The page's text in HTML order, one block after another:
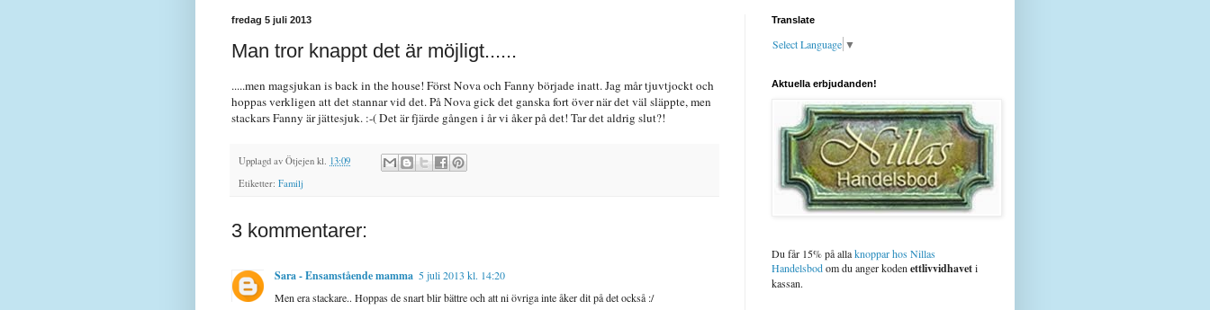
fredag 5 juli 2013
Man tror knappt det är möjligt......
.....men magsjukan is back in the house! Först Nova och Fanny började inatt. Jag mår tjuvtjockt och
hoppas verkligen att det stannar vid det. På Nova gick det ganska fort över när det väl släppte, men
stackars Fanny är jättesjuk. :-( Det är fjärde gången i år vi åker på det! Tar det aldrig slut?!
Upplagd av Ötjejen kl. 13:09
Etiketter: Familj
3 kommentarer:
Sara - Ensamstående mamma 5 juli 2013 kl. 14:20
Men era stackare.. Hoppas de snart blir bättre och att ni övriga inte åker dit på det också :/
Translate
Select Language ▼
Aktuella erbjudanden!
Du får 15% på allaknoppar hos Nillas
Handelsbodom du anger koden ettlivvidhaveti
kassan.